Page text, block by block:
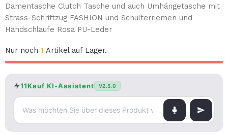
Damentasche Clutch Tasche und auch Umhängetasche mit
Strass-Schriftzug FASHION und Schulterriemen und
Handschlaufe Rosa PU-Leder
Nur noch 1 Artikel auf Lager.
11Kauf KI-Assistent V2.5.0